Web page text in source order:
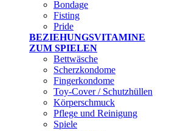
Bondage
Fisting
Pride
BEZIEHUNGSVITAMINE
ZUM SPIELEN
Bettwäsche
Scherzkondome
Fingerkondome
Toy-Cover / Schutzhüllen
Körperschmuck
Pflege und Reinigung
Spiele